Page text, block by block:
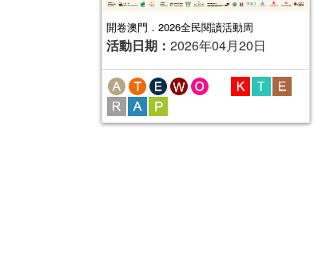
開卷澳門．2026全民閱讀活動周
活動日期： 2026年04月20日